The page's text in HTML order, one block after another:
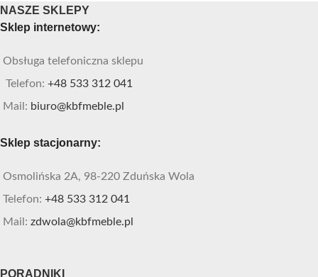
NASZE SKLEPY
Sklep internetowy:
Obsługa telefoniczna sklepu
Telefon: +48 533 312 041
Mail: biuro@kbfmeble.pl
Sklep stacjonarny:
Osmolińska 2A, 98-220 Zduńska Wola
Telefon: +48 533 312 041
Mail: zdwola@kbfmeble.pl
PORADNIKI